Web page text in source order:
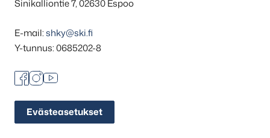
Sinikalliontie 7, 02630 Espoo
E-mail:shky@ski.fi
Y-tunnus: 0685202-8
Facebook
Instagram
Youtube
Evästeasetukset